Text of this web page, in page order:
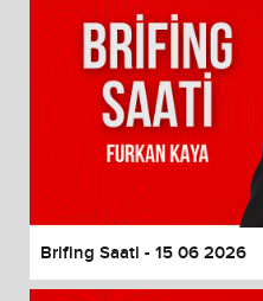
Brifing Saati - 15 06 2026